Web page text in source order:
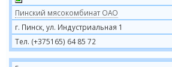
Пинский мясокомбинат ОАО
г. Пинск, ул. Индустриальная 1
Тел. (+375165) 64 85 72